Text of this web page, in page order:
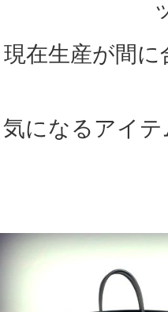
現在生産が間
気になるアイ